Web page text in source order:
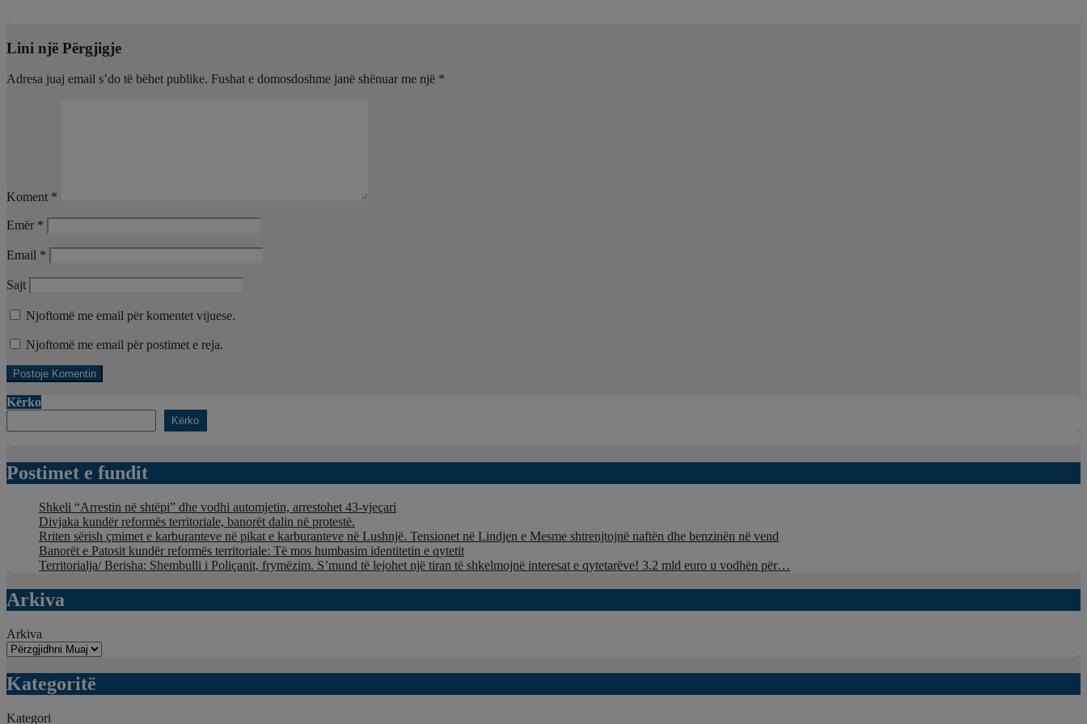
Lini një Përgjigje
Adresa juaj email s’do të bëhet publike. Fushat e domosdoshme janë shënuar me një *
Koment *
Emër *
Email *
Sajt
Njoftomë me email për komentet vijuese.
Njoftomë me email për postimet e reja.
Kërko
Kërko
Postimet e fundit
Shkeli “Arrestin në shtëpi” dhe vodhi automjetin, arrestohet 43-vjeçari
Divjaka kundër reformës territoriale, banorët dalin në protestë.
Rriten sërish çmimet e karburanteve në pikat e karburanteve në Lushnjë. Tensionet në Lindjen e Mesme shtrenjtojnë naftën dhe benzinën në vend
Banorët e Patosit kundër reformës territoriale: Të mos humbasim identitetin e qytetit
Territorialja/ Berisha: Shembulli i Poliçanit, frymëzim. S’mund të lejohet një tiran të shkelmojnë interesat e qytetarëve! 3.2 mld euro u vodhën për…
Arkiva
Arkiva
Kategoritë
Kategori